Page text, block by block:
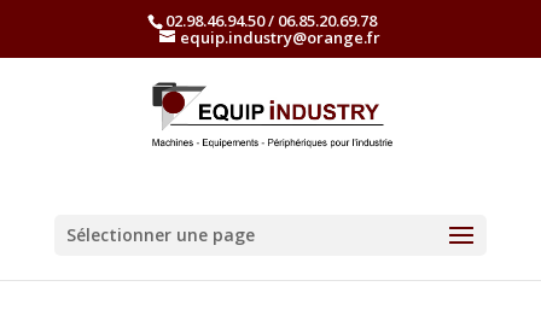
02.98.46.94.50 / 06.85.20.69.78
equip.industry@orange.fr
Sélectionner une page